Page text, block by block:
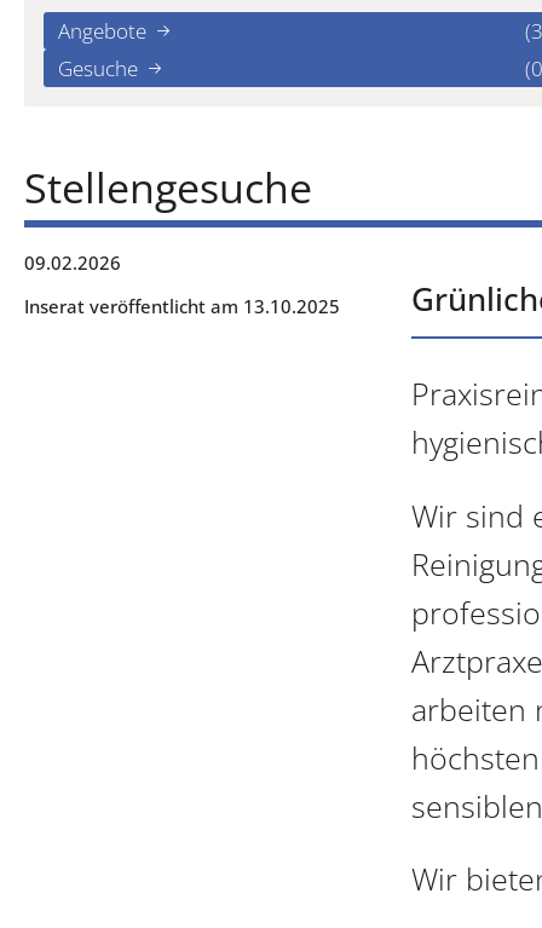
Angebote
Gesuche
Stellengesuche
09.02.2026
Inserat veröffentlicht am 13.10.2025
Wir sind
arbeiten
Wir